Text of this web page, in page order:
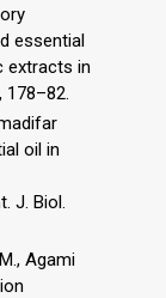
essential
extracts in
oil in
J. Biol.
Agami